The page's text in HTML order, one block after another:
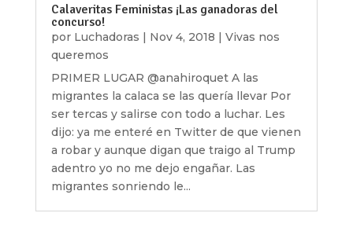
Calaveritas Feministas ¡Las ganadoras del
concurso!
por Luchadoras | Nov 4, 2018 | Vivas nos
queremos
PRIMER LUGAR @anahiroquet A las
migrantes la calaca se las quería llevar Por
ser tercas y salirse con todo a luchar. Les
dijo: ya me enteré en Twitter de que vienen
a robar y aunque digan que traigo al Trump
adentro yo no me dejo engañar. Las
migrantes sonriendo le...